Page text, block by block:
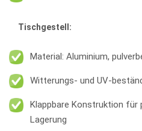
Tischgestell:
Material: Aluminium,
Witterungs- und UV-
Klappbare Konstruktion für
Lagerung